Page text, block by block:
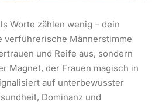
Worte zählen wenig – dein
verführerische Männerstimme
und Reife aus, sondern
Magnet, der Frauen magisch in
auf unterbewusster
Dominanz und